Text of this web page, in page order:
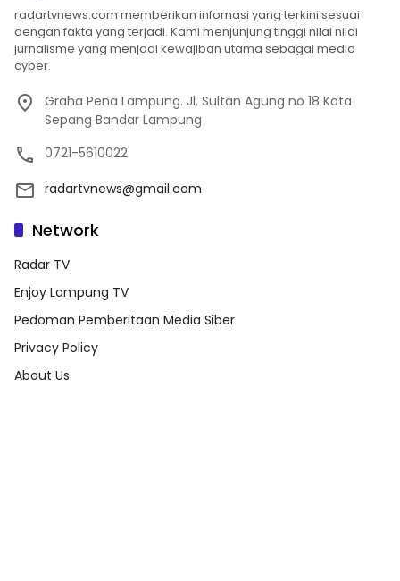
radartvnews.com memberikan infomasi yang terkini sesuai
dengan fakta yang terjadi. Kami menjunjung tinggi nilai nilai
jurnalisme yang menjadi kewajiban utama sebagai media
cyber.
Graha Pena Lampung. Jl. Sultan Agung no 18 Kota
Sepang Bandar Lampung
0721-5610022
radartvnews@gmail.com
Network
Radar TV
Enjoy Lampung TV
Pedoman Pemberitaan Media Siber
Privacy Policy
About Us